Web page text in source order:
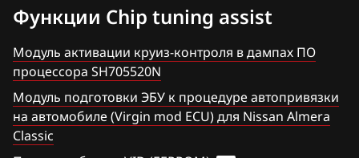
Dodge
Dongfeng
Extreme moto
NV200
Pathfinder
Patrol, Safari
Presage
4CMCB1PDM_1BZ24A_SH705520N
4CMCB1PDM_1BZ25A_SH705520N
4CMCB1PDM_1BZ26A_SH705520N
4CMCB1PDM_1BZ27A_SH705520N
4CMCB1PDM_1BZ28A_SH705520N
Функции Chip tuning assist
Модуль активации круиз-контроля в дампах ПО
процессора SH705520N
Модуль подготовки ЭБУ к процедуре автопривязки
на автомобиле (Virgin mod ECU) для Nissan Almera
Classic